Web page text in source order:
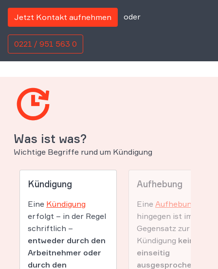
Jetzt Kontakt aufnehmen oder
0221 / 951 563 0
Was ist was?
Wichtige Begriffe rund um Kündigung
Kündigung
Eine Kündigung
erfolgt – in der Regel
schriftlich –
entweder durch den
Arbeitnehmer oder
durch den
Aufhebung
Eine Aufhebung
hingegen ist im
Gegensatz zur
Kündigung keine
einseitig
ausgesprochene